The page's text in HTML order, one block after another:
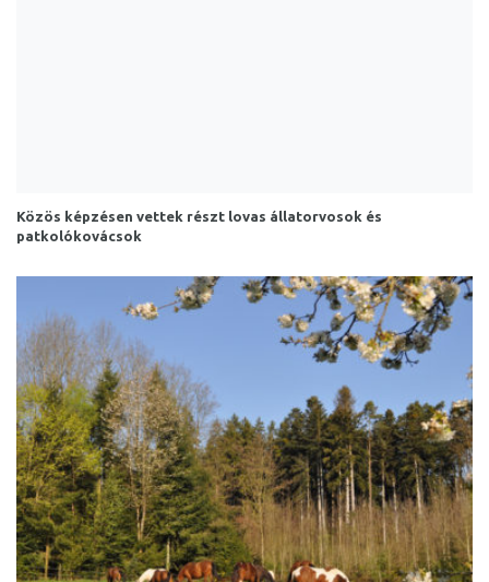
Közös képzésen vettek részt lovas állatorvosok és
patkolókovácsok